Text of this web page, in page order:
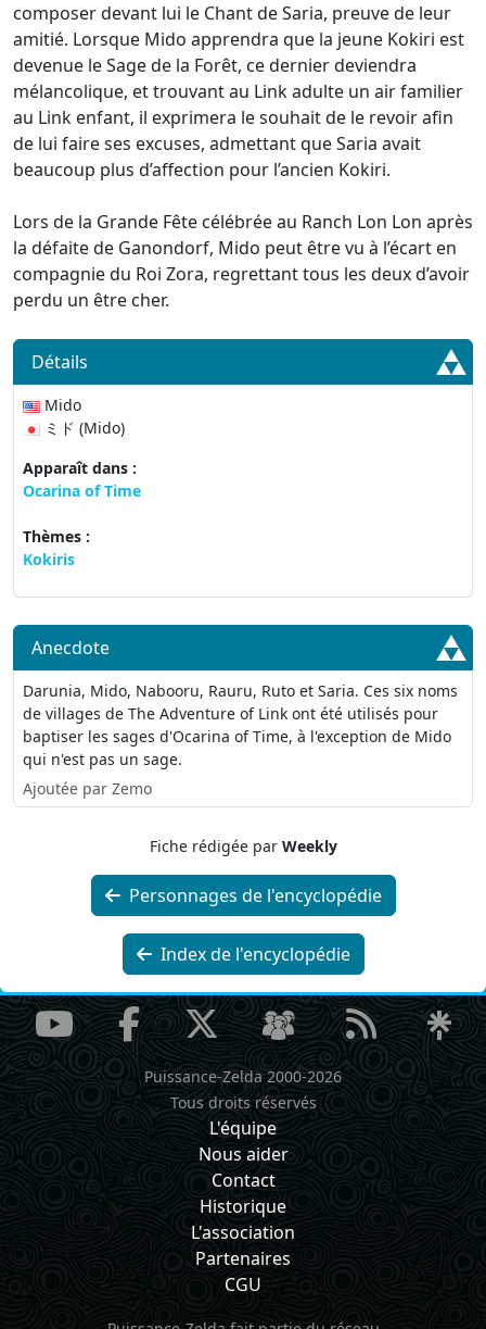
composer devant lui le Chant de Saria, preuve de leur
amitié. Lorsque Mido apprendra que la jeune Kokiri est
devenue le Sage de la Forêt, ce dernier deviendra
mélancolique, et trouvant au Link adulte un air familier
au Link enfant, il exprimera le souhait de le revoir afin
de lui faire ses excuses, admettant que Saria avait
beaucoup plus d’affection pour l’ancien Kokiri.
Lors de la Grande Fête célébrée au Ranch Lon Lon après
la défaite de Ganondorf, Mido peut être vu à l’écart en
compagnie du Roi Zora, regrettant tous les deux d’avoir
perdu un être cher.
Détails
Mido
ミド (Mido)
Apparaît dans :
Ocarina of Time
Thèmes :
Kokiris
Anecdote
Darunia, Mido, Nabooru, Rauru, Ruto et Saria. Ces six noms
de villages de The Adventure of Link ont été utilisés pour
baptiser les sages d'Ocarina of Time, à l'exception de Mido
qui n'est pas un sage.
Ajoutée par Zemo
Fiche rédigée par Weekly
Personnages de l'encyclopédie
Index de l'encyclopédie
Puissance-Zelda 2000-2026
Tous droits réservés
L'équipe
Nous aider
Contact
Historique
L'association
Partenaires
CGU